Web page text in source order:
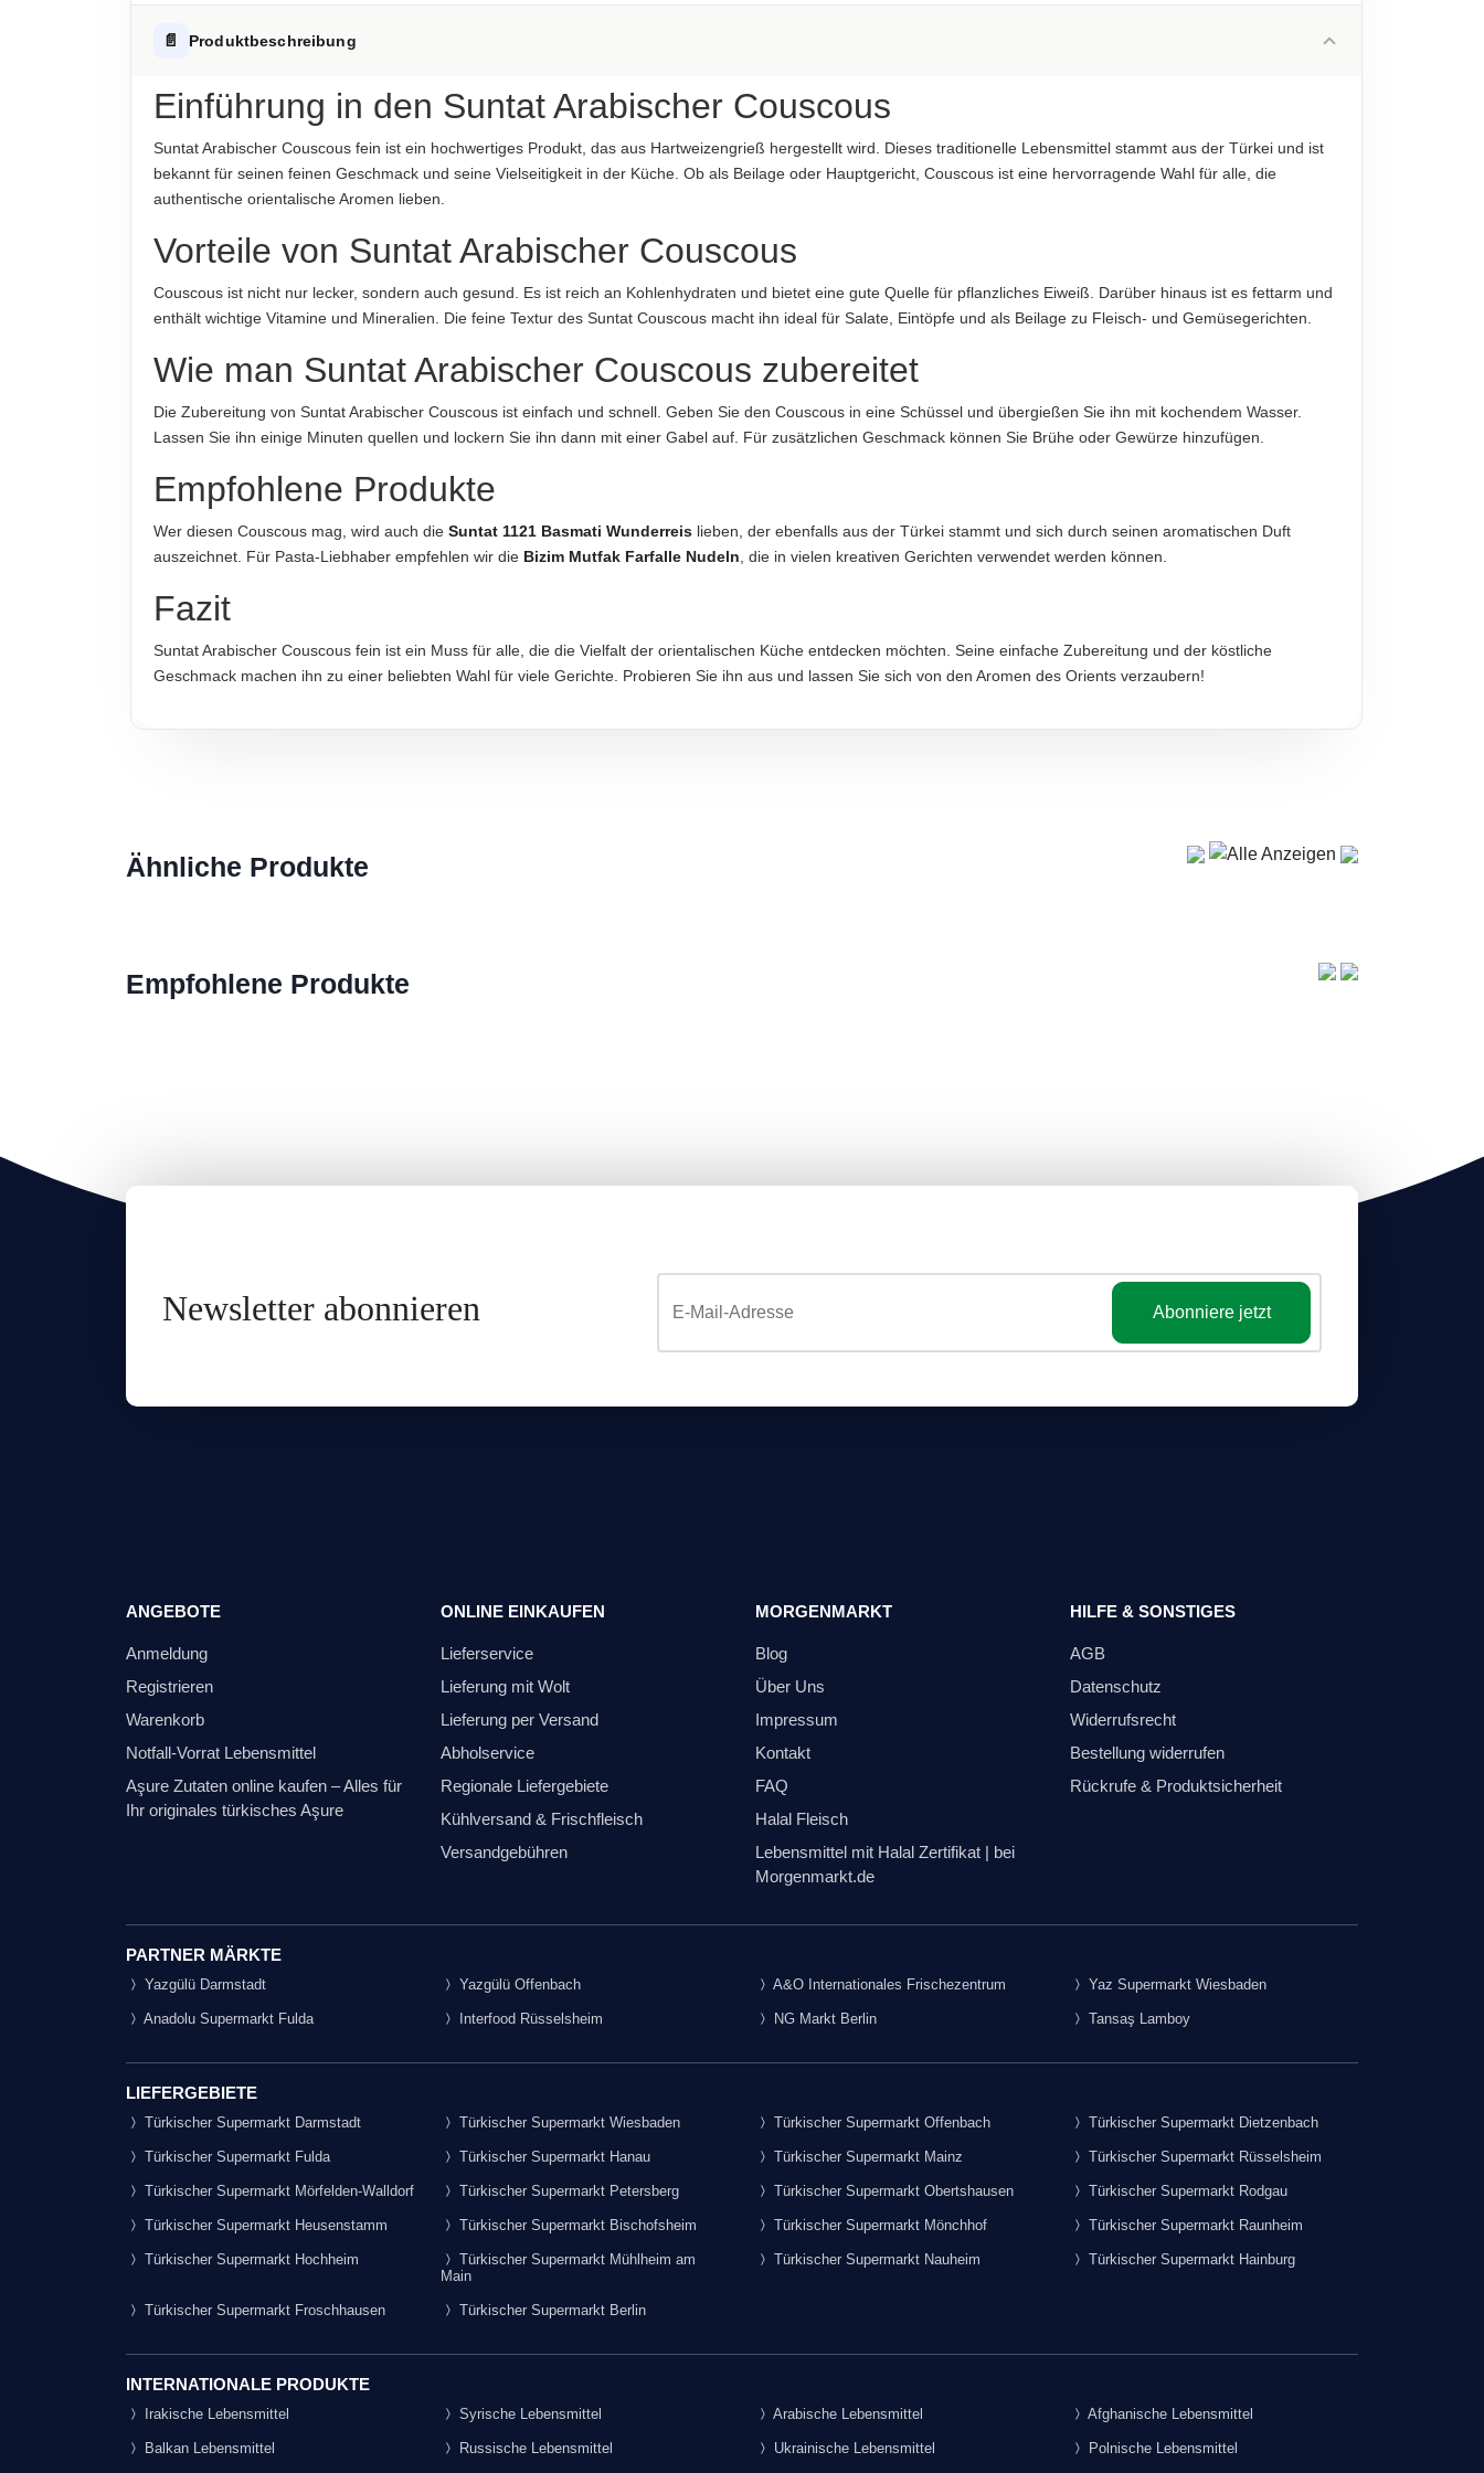
-davon gesättigte Fettsäuren 0.4 g
Eiweiß
Salz
Hinweis zur Haftung: Für die vorstehenden Angaben wird keine Haftung übernommen. Bitte prüfen Sie die Angaben auf der jeweiligen Produktverpackung; nur diese sind verbindlich.
ALLERGENHINWEISE
AUFBEWAHRUNGSHINWEIS
HERKUNFTSLAND
Türkei
HINWEIS
ABTROPFGEWICHT
500g
Suntat
IMPORTEUR
Suntat GmbH
📄 Produktbeschreibung
Einführung in den Suntat Arabischer Couscous
Suntat Arabischer Couscous fein ist ein hochwertiges Produkt, das aus Hartweizengrieß hergestellt wird. Dieses traditionelle Lebensmittel stammt aus der Türkei und ist
bekannt für seinen feinen Geschmack und seine Vielseitigkeit in der Küche. Ob als Beilage oder Hauptgericht, Couscous ist eine hervorragende Wahl für alle, die
authentische orientalische Aromen lieben.
Vorteile von Suntat Arabischer Couscous
Couscous ist nicht nur lecker, sondern auch gesund. Es ist reich an Kohlenhydraten und bietet eine gute Quelle für pflanzliches Eiweiß. Darüber hinaus ist es fettarm und
enthält wichtige Vitamine und Mineralien. Die feine Textur des Suntat Couscous macht ihn ideal für Salate, Eintöpfe und als Beilage zu Fleisch- und Gemüsegerichten.
Wie man Suntat Arabischer Couscous zubereitet
Die Zubereitung von Suntat Arabischer Couscous ist einfach und schnell. Geben Sie den Couscous in eine Schüssel und übergießen Sie ihn mit kochendem Wasser.
Lassen Sie ihn einige Minuten quellen und lockern Sie ihn dann mit einer Gabel auf. Für zusätzlichen Geschmack können Sie Brühe oder Gewürze hinzufügen.
Empfohlene Produkte
Wer diesen Couscous mag, wird auch die Suntat 1121 Basmati Wunderreis lieben, der ebenfalls aus der Türkei stammt und sich durch seinen aromatischen Duft
auszeichnet. Für Pasta-Liebhaber empfehlen wir die Bizim Mutfak Farfalle Nudeln , die in vielen kreativen Gerichten verwendet werden können.
Fazit
Suntat Arabischer Couscous fein ist ein Muss für alle, die die Vielfalt der orientalischen Küche entdecken möchten. Seine einfache Zubereitung und der köstliche
Geschmack machen ihn zu einer beliebten Wahl für viele Gerichte. Probieren Sie ihn aus und lassen Sie sich von den Aromen des Orients verzaubern!
Ähnliche Produkte
Empfohlene Produkte
Newsletter abonnieren Abonniere jetzt
ANGEBOTE
Anmeldung
Registrieren
Warenkorb
Notfall-Vorrat Lebensmittel
Aşure Zutaten online kaufen – Alles für
Ihr originales türkisches Aşure
ONLINE EINKAUFEN
Lieferservice
Lieferung mit Wolt
Lieferung per Versand
Abholservice
Regionale Liefergebiete
Kühlversand & Frischfleisch
Versandgebühren
MORGENMARKT
Blog
Über Uns
Impressum
Kontakt
FAQ
Halal Fleisch
Lebensmittel mit Halal Zertifikat | bei
Morgenmarkt.de
HILFE & SONSTIGES
AGB
Datenschutz
Widerrufsrecht
Bestellung widerrufen
Rückrufe & Produktsicherheit
PARTNER MÄRKTE
Yazgülü Darmstadt Yazgülü Offenbach A&O Internationales Frischezentrum Yaz Supermarkt Wiesbaden
Anadolu Supermarkt Fulda Interfood Rüsselsheim NG Markt Berlin Tansaş Lamboy
LIEFERGEBIETE
Türkischer Supermarkt Darmstadt Türkischer Supermarkt Wiesbaden Türkischer Supermarkt Offenbach Türkischer Supermarkt Dietzenbach
Türkischer Supermarkt Fulda Türkischer Supermarkt Hanau Türkischer Supermarkt Mainz Türkischer Supermarkt Rüsselsheim
Türkischer Supermarkt Mörfelden-Walldorf Türkischer Supermarkt Petersberg Türkischer Supermarkt Obertshausen Türkischer Supermarkt Rodgau
Türkischer Supermarkt Heusenstamm Türkischer Supermarkt Bischofsheim Türkischer Supermarkt Mönchhof Türkischer Supermarkt Raunheim
Türkischer Supermarkt Hochheim
Türkischer Supermarkt Mühlheim am
Main
Türkischer Supermarkt Nauheim Türkischer Supermarkt Hainburg
Türkischer Supermarkt Froschhausen Türkischer Supermarkt Berlin
INTERNATIONALE PRODUKTE
Irakische Lebensmittel Syrische Lebensmittel Arabische Lebensmittel Afghanische Lebensmittel
Balkan Lebensmittel Russische Lebensmittel Ukrainische Lebensmittel Polnische Lebensmittel